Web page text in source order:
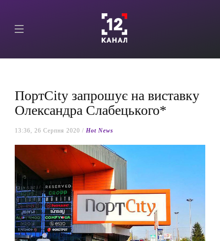
ПортCity запрошує на виставку
Олександра Слабецького*
13:36, 26 Серпня 2020 / Hot News